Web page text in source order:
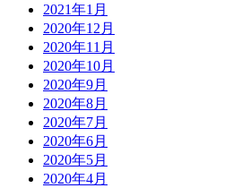
2021年1月
2020年12月
2020年11月
2020年10月
2020年9月
2020年8月
2020年7月
2020年6月
2020年5月
2020年4月